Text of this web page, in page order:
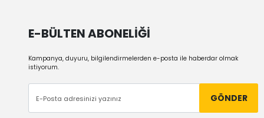
E-BÜLTEN ABONELİĞİ
Kampanya, duyuru, bilgilendirmelerden e-posta ile haberdar olmak
istiyorum.
GÖNDER